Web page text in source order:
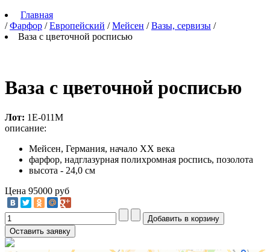
Главная
/ Фарфор / Европейский / Мейсен / Вазы, сервизы /
Ваза с цветочной росписью
Ваза с цветочной росписью
Лот: 1Е-011М
описание:
Мейсен, Германия, начало XX века
фарфор, надглазурная полихромная роспись, позолота
высота - 24,0 см
Цена 95000 руб